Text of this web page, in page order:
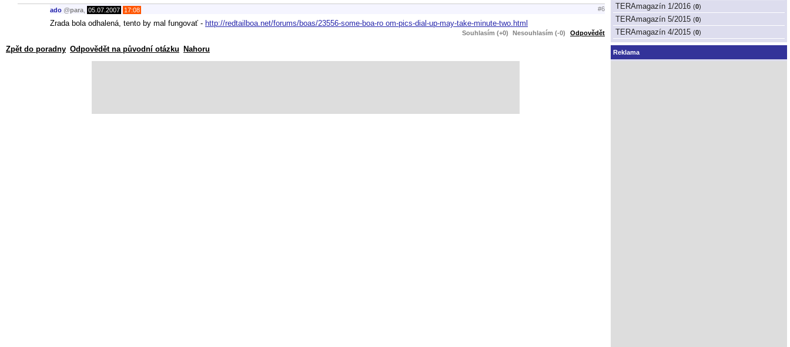
ado @para 05.07.2007 17:08 #6
Zrada bola odhalená, tento by mal fungovať - http://redtailboa.net/forums/boas/23556-some-boa-ro om-pics-dial-up-may-take-minute-two.html
Souhlasím (+0) Nesouhlasím (-0) Odpovědět
Zpět do poradny Odpovědět na původní otázku Nahoru
TERAmagazín 1/2016 (0)
TERAmagazín 5/2015 (0)
TERAmagazín 4/2015 (0)
Reklama